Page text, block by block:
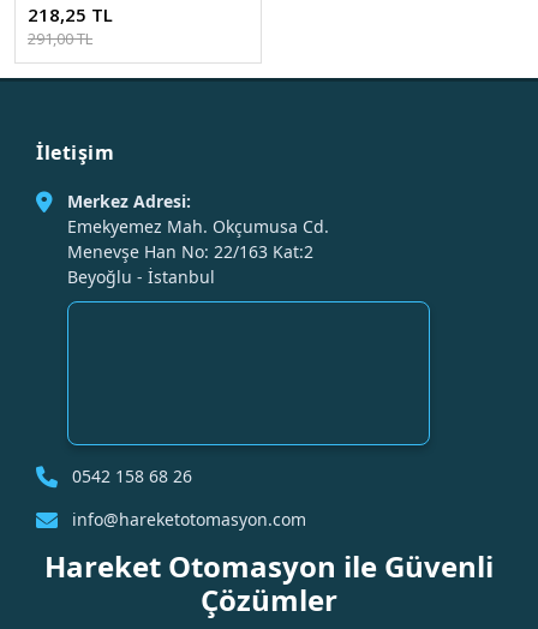
218,25 TL
291,00 TL
İletişim
Merkez Adresi:
Emekyemez Mah. Okçumusa Cd.
Menevşe Han No: 22/163 Kat:2
Beyoğlu - İstanbul
0542 158 68 26
info@hareketotomasyon.com
Hareket Otomasyon ile Güvenli
Çözümler